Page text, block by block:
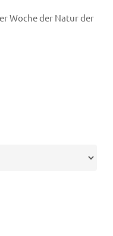
Woche der Natur der